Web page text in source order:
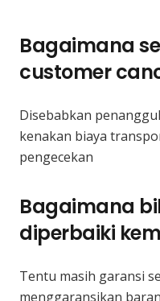
Bagaimana
customer
Disebabkan
kenakan biaya
pengecekan
Bagaimana
diperbaiki
Tentu masih garansi
menggaransikan